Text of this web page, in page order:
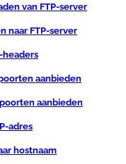
van FTP-server
naar FTP-server
headers
aanbieden
aanbieden
adres
hostnaam